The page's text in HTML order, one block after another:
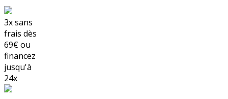
3x sans
frais dès
69€ou
financez
jusqu'à
24x